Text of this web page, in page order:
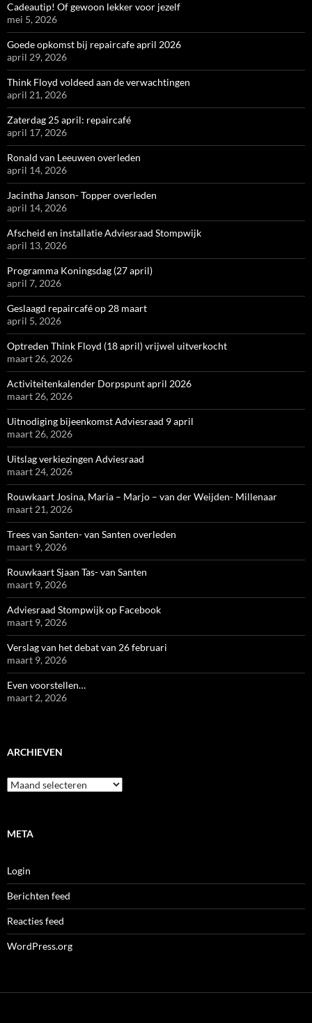
Cadeautip! Of gewoon lekker voor jezelf
mei 5, 2026
Goede opkomst bij repaircafe april 2026
april 29, 2026
Think Floyd voldeed aan de verwachtingen
april 21, 2026
Zaterdag 25 april: repaircafé
april 17, 2026
Ronald van Leeuwen overleden
april 14, 2026
Jacintha Janson- Topper overleden
april 14, 2026
Afscheid en installatie Adviesraad Stompwijk
april 13, 2026
Programma Koningsdag (27 april)
april 7, 2026
Geslaagd repaircafé op 28 maart
april 5, 2026
Optreden Think Floyd (18 april) vrijwel uitverkocht
maart 26, 2026
Activiteitenkalender Dorpspunt april 2026
maart 26, 2026
Uitnodiging bijeenkomst Adviesraad 9 april
maart 26, 2026
Uitslag verkiezingen Adviesraad
maart 24, 2026
Rouwkaart Josina, Maria – Marjo – van der Weijden- Millenaar
maart 21, 2026
Trees van Santen- van Santen overleden
maart 9, 2026
Rouwkaart Sjaan Tas- van Santen
maart 9, 2026
Adviesraad Stompwijk op Facebook
maart 9, 2026
Verslag van het debat van 26 februari
maart 9, 2026
Even voorstellen…
maart 2, 2026
ARCHIEVEN
Archieven
META
Login
Berichten feed
Reacties feed
WordPress.org